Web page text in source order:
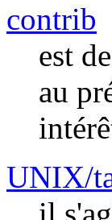
contrib
est
au
UNIX/
il